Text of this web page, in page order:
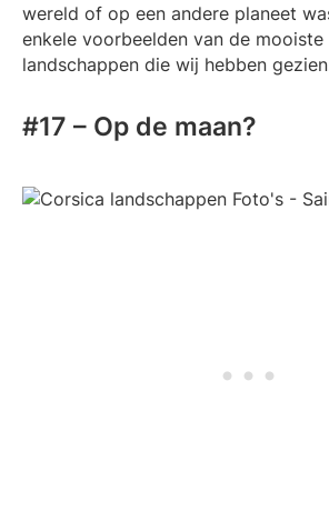
wereld of op een andere planeet
enkele voorbeelden van de mooiste
landschappen die wij hebben
#17 – Op de maan?